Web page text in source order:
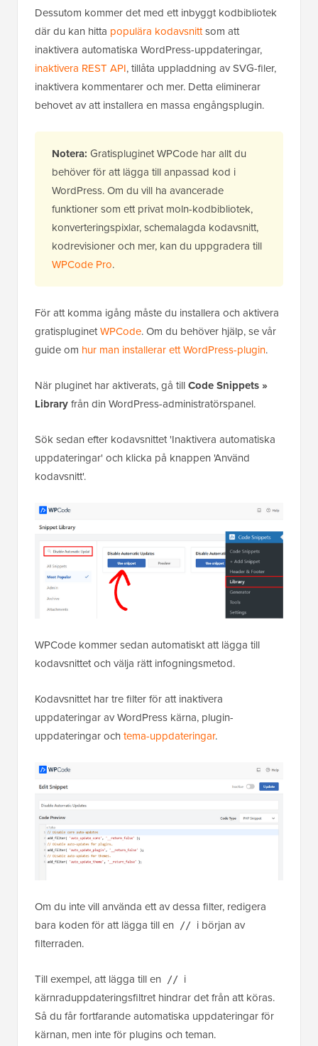
Dessutom kommer det med ett inbyggt kodbibliotek
där du kan hitta populära kodavsnittsom att
inaktivera automatiska WordPress-uppdateringar,
inaktivera REST API, tillåta uppladdning av SVG-filer,
inaktivera kommentarer och mer. Detta eliminerar
behovet av att installera en massa engångsplugin.
Notera: Gratispluginet WPCode har allt du
behöver för att lägga till anpassad kod i
WordPress. Om du vill ha avancerade
funktioner som ett privat moln-kodbibliotek,
konverteringspixlar, schemalagda kodavsnitt,
kodrevisioner och mer, kan du uppgradera till
WPCode Pro.
För att komma igång måste du installera och aktivera
gratispluginetWPCode. Om du behöver hjälp, se vår
guide om hur man installerar ett WordPress-plugin.
När pluginet har aktiverats, gå tillCode Snippets»
Libraryfrån din WordPress-administratörspanel.
Sök sedan efter kodavsnittet 'Inaktivera automatiska
uppdateringar' och klicka på knappen 'Använd
kodavsnitt'.
WPCode kommer sedan automatiskt att lägga till
kodavsnittet och välja rätt infogningsmetod.
Kodavsnittet har tre filter för att inaktivera
uppdateringar av WordPress kärna, plugin-
uppdateringar ochtema-uppdateringar.
Om du inte vill använda ett av dessa filter, redigera
bara koden för att lägga till en
// i början av
filterraden.
Till exempel, att lägga till en // i
kärnraduppdateringsfiltret hindrar det från att köras.
Så du får fortfarande automatiska uppdateringar för
kärnan, men inte för plugins och teman.